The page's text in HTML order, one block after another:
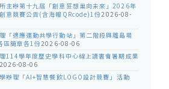
主辦第十九屆「創意狂想巢向未來」2026年
意競賽公告(含海報QRcode)1份2026-08-
「適應運動共學行動站」第二階段與離島場
區簡章各1份2026-08-06
114學年度歷史學科中心線上讀書會暑期成果
2026-08-06
辦理「AI+智慧餐飲LOGO設計競賽」活動